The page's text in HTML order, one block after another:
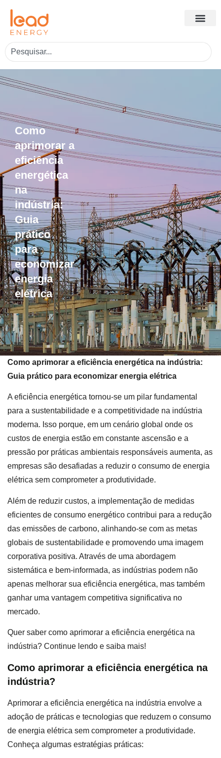
Como
aprimorar a
eficiência
energética
na
indústria:
Guia
prático
para
economizar
energia
elétrica
Como aprimorar a eficiência energética na indústria:
Guia prático para economizar energia elétrica
A eficiência energética tornou-se um pilar fundamental
para a sustentabilidade e a competitividade na indústria
moderna. Isso porque, em um cenário global onde os
custos de energia estão em constante ascensão e a
pressão por práticas ambientais responsáveis aumenta, as
empresas são desafiadas a reduzir o consumo de energia
elétrica sem comprometer a produtividade.
Além de reduzir custos, a implementação de medidas
eficientes de consumo energético contribui para a redução
das emissões de carbono, alinhando-se com as metas
globais de sustentabilidade e promovendo uma imagem
corporativa positiva. Através de uma abordagem
sistemática e bem-informada, as indústrias podem não
apenas melhorar sua eficiência energética, mas também
ganhar uma vantagem competitiva significativa no
mercado.
Quer saber como aprimorar a eficiência energética na
indústria? Continue lendo e saiba mais!
Como aprimorar a eficiência energética na
indústria?
Aprimorar a eficiência energética na indústria envolve a
adoção de práticas e tecnologias que reduzem o consumo
de energia elétrica sem comprometer a produtividade.
Conheça algumas estratégias práticas: